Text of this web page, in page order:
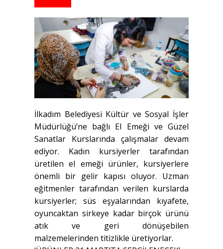
İlkadım Belediyesi Kültür ve Sosyal İşler
Müdürlüğü’ne bağlı El Emeği ve Güzel
Sanatlar Kurslarında çalışmalar devam
ediyor. Kadın kursiyerler tarafından
üretilen el emeği ürünler, kursiyerlere
önemli bir gelir kapısı oluyor. Uzman
eğitmenler tarafından verilen kurslarda
kursiyerler; süs eşyalarından kıyafete,
oyuncaktan sirkeye kadar birçok ürünü
atık ve geri dönüşebilen
malzemelerinden titizlikle üretiyorlar.